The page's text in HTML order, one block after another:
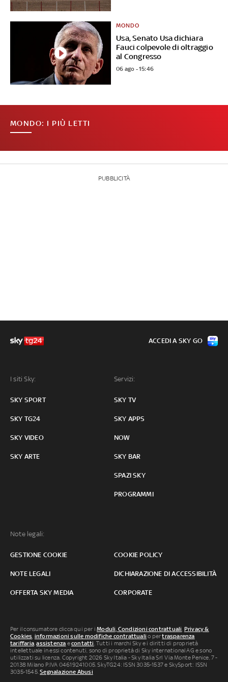
Usa, Senato Usa dichiara
Fauci colpevole di oltraggio
al Congresso
MONDO
06 ago - 15:46
MONDO: I PIÙ LETTI
PUBBLICITÀ
I siti Sky:
SKY SPORT
SKY TG24
SKY VIDEO
SKY ARTE
Servizi:
SKY TV
SKY APPS
NOW
SKY BAR
SPAZI SKY
PROGRAMMI
Note legali:
GESTIONE COOKIE COOKIE POLICY
NOTE LEGALI DICHIARAZIONE DI ACCESSIBILITÀ
OFFERTA SKY MEDIA CORPORATE
ACCEDI A SKY GO
Per il consumatore clicca qui per iModuli, Condizioni contrattuali, Privacy &
Cookies, informazioni sulle modifiche contrattuali o pertrasparenza
tariffaria,assistenza econtatti. Tutti i marchi Sky e i diritti di proprietà
intellettuale in essi contenuti, sono di proprietà di Sky international AG e sono
utilizzati su licenza. Copyright 2026 Sky Italia - Sky Italia Srl Via Monte Penice, 7 -
20138 Milano P.IVA 04619241005. SkyTG24: ISSN 3035-1537 e SkySport: ISSN
3035-1545.Segnalazione Abusi